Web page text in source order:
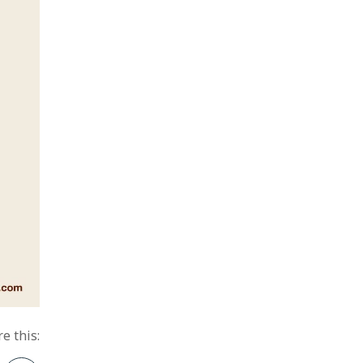
this: